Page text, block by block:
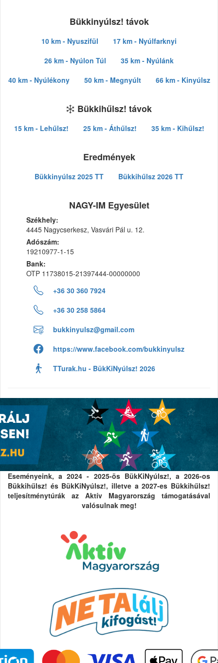
Bükkinyúlsz! távok
10 km - Nyuszifül
17 km - Nyúlfarknyi
26 km - Nyúlon Túl
35 km - Nyúlánk
40 km - Nyúlékony
50 km - Megnyúlt 66 km - Kinyúlsz
Bükkihűlsz! távok
15 km - Lehűlsz! 25 km - Áthűlsz! 35 km - Kihűlsz!
Eredmények
Bükkinyúlsz 2025 TT Bükkihűlsz 2026 TT
NAGY-IM Egyesület
Székhely:
4445 Nagycserkesz, Vasvári Pál u. 12.
Adószám:
19210977-1-15
Bank:
OTP 11738015-21397444-00000000
+36 30 360 7924
+36 30 258 5864
bukkinyulsz@gmail.com
https://www.facebook.com/bukkinyulsz
TTurak.hu - BükKiNyúlsz! 2026
Eseményeink, a 2024 - 2025-ös BükKiNyúlsz!, a 2026-os
Bükkihűlsz! és BükKiNyúlsz!, illetve a 2027-es Bükkihűlsz!
teljesítménytúrák az Aktív Magyarország támogatásával
valósulnak meg!